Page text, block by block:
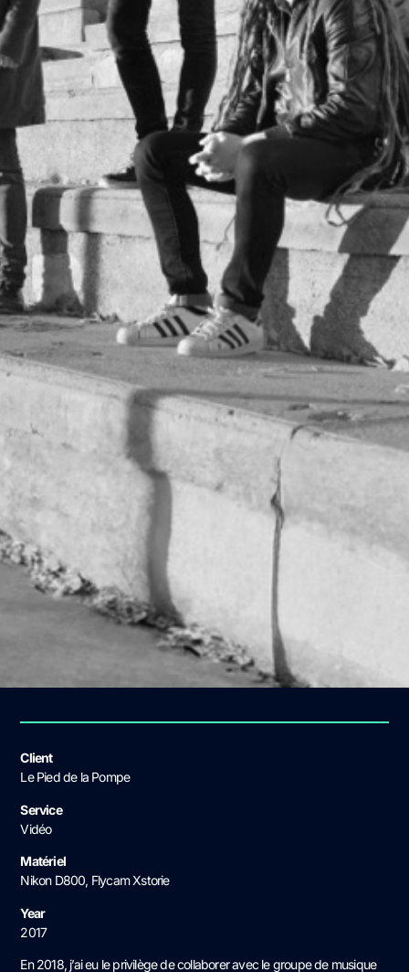
Client
Le Pied de la Pompe
Service
Vidéo
Matériel
Nikon D800, Flycam Xstorie
Year
2017
En 2018, j’ai eu le privilège de collaborer avec le groupe de musique